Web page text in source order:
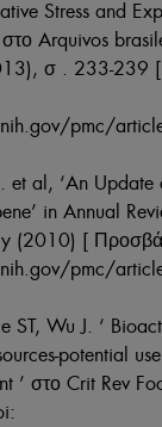
Stress and
Arquivos
σ . 233-239
pmc/
al, ‘An Update
in Annual
(2010) [
pmc/
ST, Wu J. ‘
potential
’ στο Crit Rev